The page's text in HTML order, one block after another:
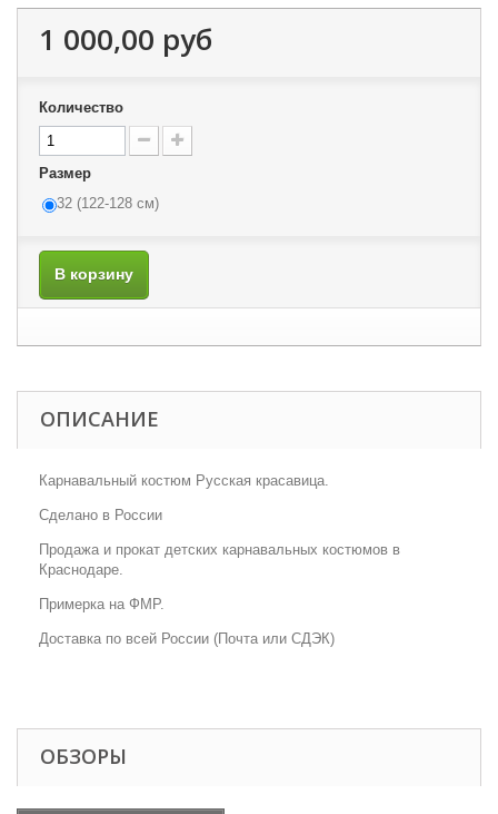
1 000,00 руб
Количество
Размер
32 (122-128 см)
В корзину
ОПИСАНИЕ
Карнавальный костюм Русская красавица.
Сделано в России
Продажа и прокат детских карнавальных костюмов в
Краснодаре.
Примерка на ФМР.
Доставка по всей России (Почта или СДЭК)
ОБЗОРЫ